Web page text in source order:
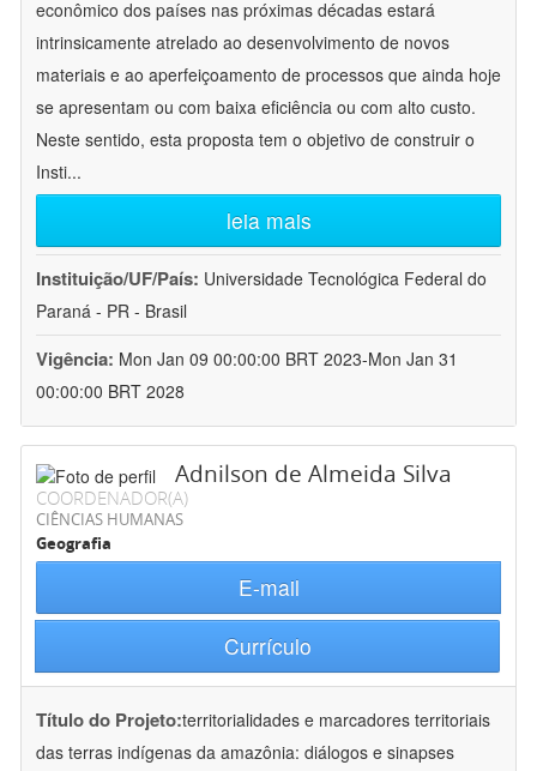
econômico dos países nas próximas décadas estará
intrinsicamente atrelado ao desenvolvimento de novos
materiais e ao aperfeiçoamento de processos que ainda hoje
se apresentam ou com baixa eficiência ou com alto custo.
Neste sentido, esta proposta tem o objetivo de construir o
Insti...
leia mais
Instituição/UF/País: Universidade Tecnológica Federal do
Paraná - PR - Brasil
Vigência: Mon Jan 09 00:00:00 BRT 2023-Mon Jan 31
00:00:00 BRT 2028
Adnilson de Almeida Silva
COORDENADOR(A)
CIÊNCIAS HUMANAS
Geografia
E-mail
Currículo
Título do Projeto:territorialidades e marcadores territoriais
das terras indígenas da amazônia: diálogos e sinapses